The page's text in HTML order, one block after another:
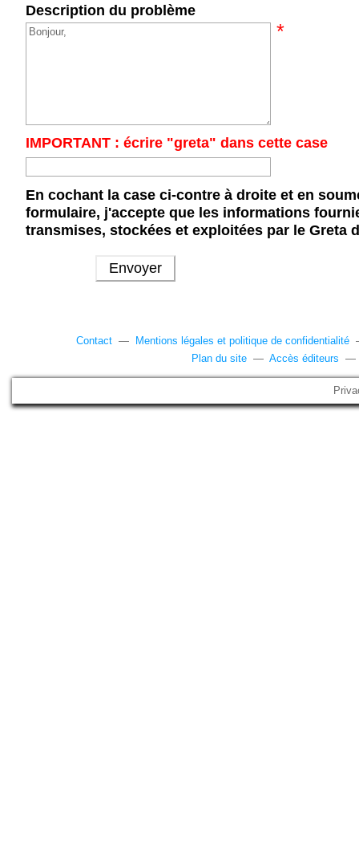
Description du problème
*
IMPORTANT : écrire "greta" dans cette case
En cochant la case ci-contre à droite et en
formulaire, j'accepte que les informations
transmises, stockées et exploitées par le Greta
Contact — Mentions légales et politique de confidentialité
Plan du site — Accès éditeurs